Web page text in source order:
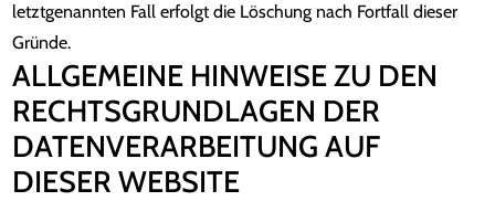
letztgenannten Fall erfolgt die Löschung nach Fortfall dieser
Gründe.
ALLGEMEINE HINWEISE ZU DEN
RECHTSGRUNDLAGEN DER
DATENVERARBEITUNG AUF
DIESER WEBSITE